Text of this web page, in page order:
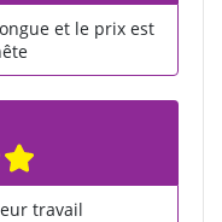
et le prix est
travail